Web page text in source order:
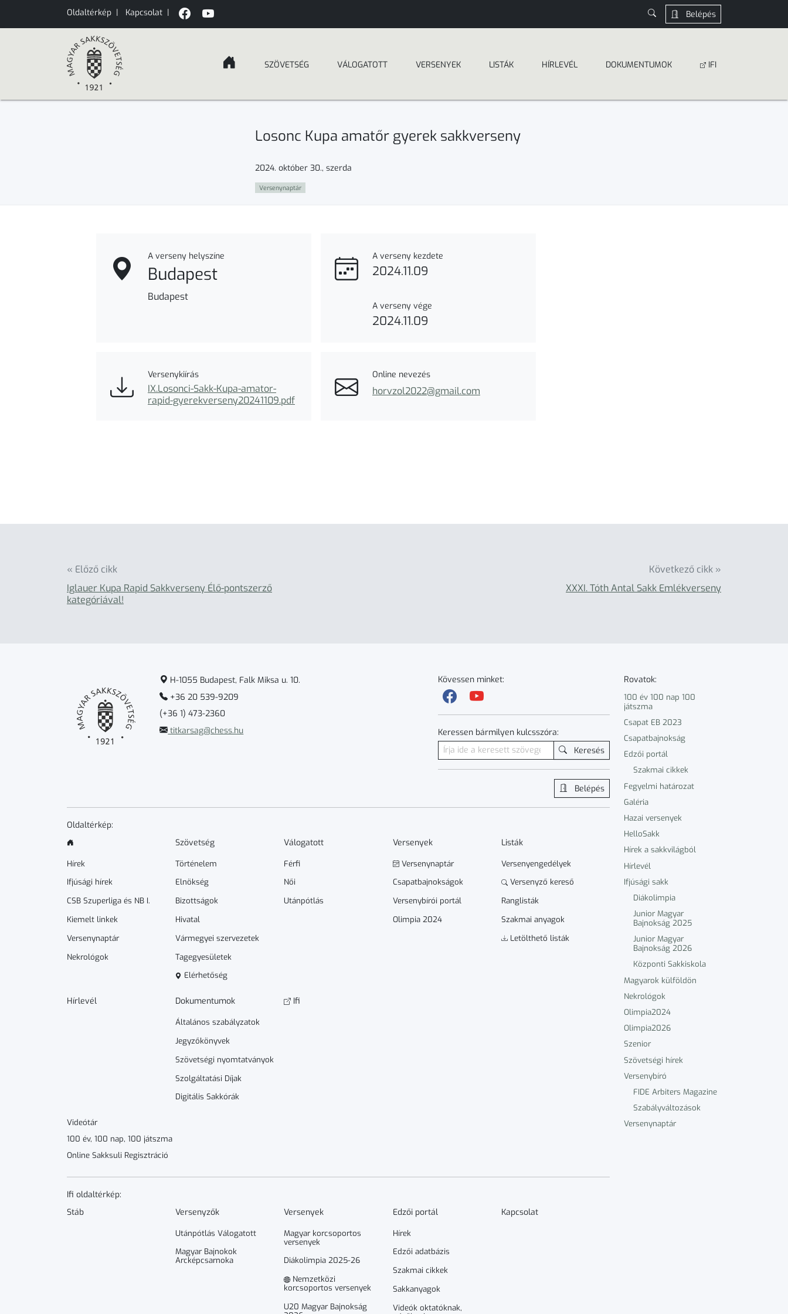
Oldaltérkép | Kapcsolat | Belépés
SZÖVETSÉG VÁLOGATOTT VERSENYEK LISTÁK HÍRLEVÉL DOKUMEN­­TUMOK IFI
Losonc Kupa amatőr gyerek sakkverseny
2024. október 30., szerda
Versenynaptár
A verseny helyszíne
Budapest
Budapest
A verseny kezdete
2024.11.09
A verseny vége
2024.11.09
Versenykiírás
IX.Losonci-Sakk-Kupa-amator-
rapid-gyerekverseny20241109.pdf
Online nevezés
horvzol2022@gmail.com
« Előző cikk
Iglauer Kupa Rapid Sakkverseny Élő-pontszerző
kategóriával!
Következő cikk »
XXXI. Tóth Antal Sakk Emlékverseny
H-1055 Budapest, Falk Miksa u. 10.
+36 20 539-9209
(+36 1) 473-2360
titkarsag@chess.hu
Kövessen minket:
Keressen bármilyen kulcsszóra:
Keresés
Belépés
Oldaltérkép:
Hírek
Ifjúsági hírek
CSB Szuperliga és NB I.
Kiemelt linkek
Versenynaptár
Nekrológok
Szövetség
Történelem
Elnökség
Bizottságok
Hivatal
Vármegyei szervezetek
Tagegyesületek
Elérhetőség
Válogatott
Férfi
Női
Utánpótlás
Versenyek
Versenynaptár
Csapatbajnokságok
Versenybírói portál
Olimpia 2024
Listák
Versenyengedélyek
Versenyző kereső
Ranglisták
Szakmai anyagok
Letölthető listák
Hírlevél Dokumen­­tumok
Általános szabályzatok
Jegyzőkönyvek
Szövetségi nyomtatványok
Szolgáltatási Díjak
Digitális Sakkórák
Ifi
Videótár
100 év, 100 nap, 100 játszma
Online Sakksuli Regisztráció
Ifi oldaltérkép:
Stáb
Versenyzők
Utánpótlás Válogatott
Magyar Bajnokok
Arcképcsarnoka
Versenyek
Magyar korcsoportos
versenyek
Diákolimpia 2025-26
Nemzetközi
korcsoportos versenyek
U20 Magyar Bajnokság
Edzői portál
Hírek
Edzői adatbázis
Szakmai cikkek
Sakkanyagok
Videók oktatóknak,
Kapcsolat
Rovatok:
100 év 100 nap 100
játszma
Csapat EB 2023
Csapatbajnokság
Edzői portál
Szakmai cikkek
Fegyelmi határozat
Galéria
Hazai versenyek
HelloSakk
Hírek a sakkvilágból
Hírlevél
Ifjúsági sakk
Diákolimpia
Junior Magyar
Bajnokság 2025
Junior Magyar
Bajnokság 2026
Központi Sakkiskola
Magyarok külföldön
Nekrológok
Olimpia2024
Olimpia2026
Szenior
Szövetségi hírek
Versenybíró
FIDE Arbiters Magazine
Szabályváltozások
Versenynaptár